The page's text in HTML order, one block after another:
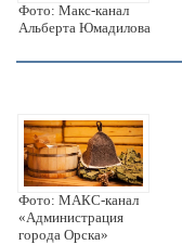
Фото: Макс-канал
Альберта Юмадилова
Фото: МАКС-канал
«Администрация
города Орска»